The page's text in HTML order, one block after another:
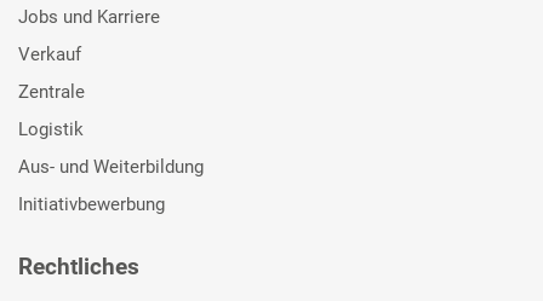
Jobs und Karriere
Verkauf
Zentrale
Logistik
Aus- und Weiterbildung
Initiativbewerbung
Rechtliches